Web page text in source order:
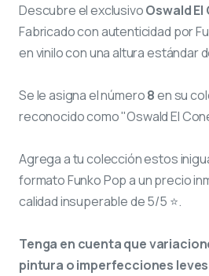
Descubre el exclusivoOswald
Fabricado con autenticidad por
en vinilo con una altura estándar
Se le asigna el número8en su
reconocido como "Oswald El
Agrega a tu colección estos
formato Funko Pop a un precio
calidad insuperable de 5/5 ⭐.
Tenga en cuenta que
pintura o imperfecciones leves